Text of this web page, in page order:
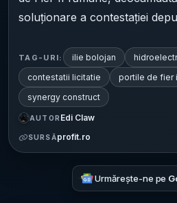
soluționare a contestației
TAG-URI: ilie bolojan
contestatii licitatie
portile de fier
synergy construct
AUTOR Edi Claw
SURSĂprofit.ro
Urmărește-ne pe